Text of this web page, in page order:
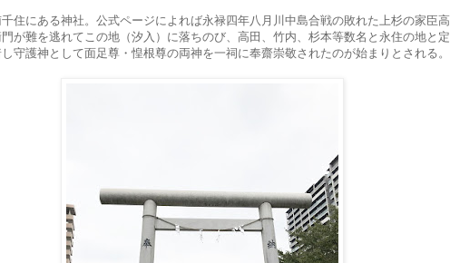
住にある神社。公式ページによれば永禄四年八月川中島合戦の敗れた上杉の家臣高
門が難を逃れてこの地（汐入）に落ちのび、高田、竹内、杉本等数名と永住の地と定
守護神として面足尊・惶根尊の両神を一祠に奉齋崇敬されたのが始まりとされる。